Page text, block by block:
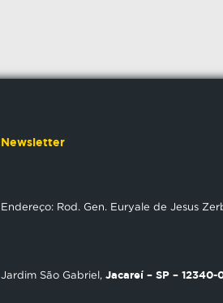
Newsletter
Endereço: Rod. Gen. Euryale de Jesus
Jardim São Gabriel, Jacareí – SP – 12340-